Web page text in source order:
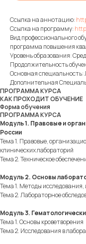
Ссылка на аннотацию:
Ссылка на программу:
Вид профессионального
программа повышения
Уровень образования:
Продолжительность
Основная
Дополнительная
ПРОГРАММА КУРСА
КАК ПРОХОДИТ ОБУЧЕНИЕ
Форма обучения
ПРОГРАММА КУРСА
Модуль 1. Правовые и
России
Тема 1. Правовые,
клинических лабораторий
Тема 2. Техническое
Модуль 2. Основы
Тема 1. Методы
Тема 2. Лабораторное
Модуль 3.
Тема 1. Основы кроветворения
Тема 2. Исследования в